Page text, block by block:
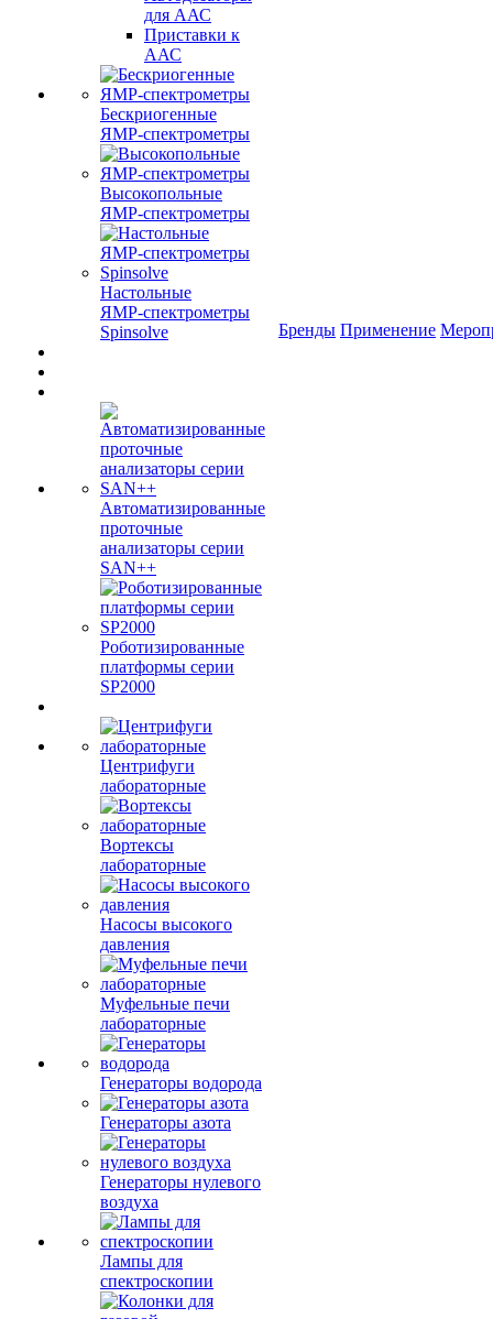
для ААС
Приставки к
ААС
Бескриогенные
ЯМР‑спектрометры
Высокопольные
ЯМР‑спектрометры
Настольные
ЯМР‑спектрометры
Spinsolve
Автоматизированные
проточные
анализаторы серии
SAN++
Роботизированные
платформы серии
SP2000
Центрифуги
лабораторные
Вортексы
лабораторные
Насосы высокого
давления
Муфельные печи
лабораторные
Генераторы водорода
Генераторы азота
Генераторы нулевого
воздуха
Лампы для
спектроскопии
Бренды Применение